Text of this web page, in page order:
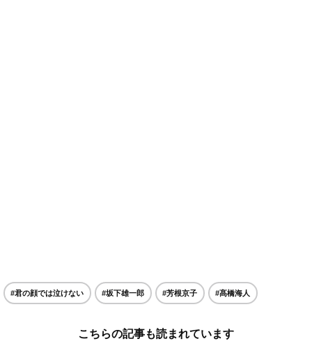
#君の顔では泣けない #坂下雄一郎 #芳根京子 #髙橋海人
こちらの記事も読まれています